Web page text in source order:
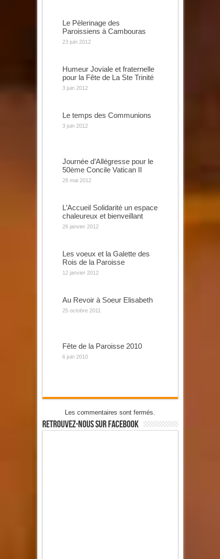
Le Pèlerinage des
Paroissiens à Cambouras
23 juin 2012
Humeur Joviale et fraternelle
pour la Fête de La Ste Trinité
3 juin 2012
Le temps des Communions
3 juin 2012
Journée d’Allégresse pour le
50ème Concile Vatican II
28 mai 2012
L’Accueil Solidarité un espace
chaleureux et bienveillant
26 janvier 2012
Les voeux et la Galette des
Rois de la Paroisse
12 janvier 2012
Au Revoir à Soeur Elisabeth
25 octobre 2011
Fête de la Paroisse 2010
6 juin 2010
Les commentaires sont fermés.
Retrouvez-Nous Sur Facebook